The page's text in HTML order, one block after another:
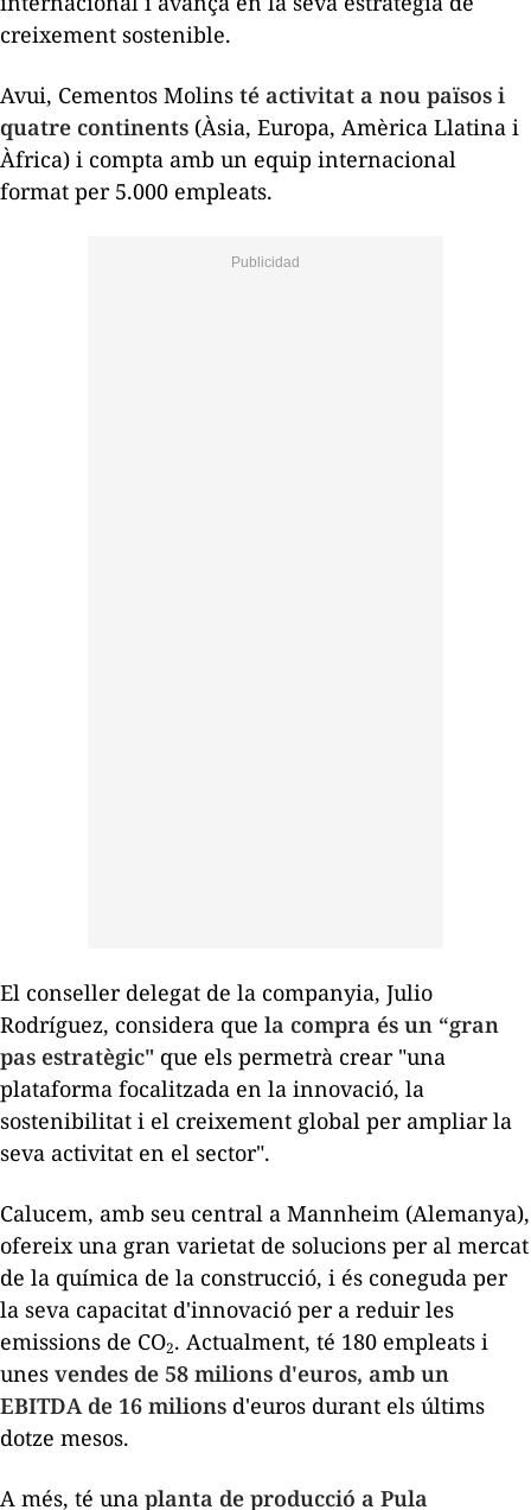
creixement sostenible.
Avui, Cementos Molins té activitat a nou països i
quatre continents (Àsia, Europa, Amèrica Llatina i
Àfrica) i compta amb un equip internacional
format per 5.000 empleats.
El conseller delegat de la companyia, Julio
Rodríguez, considera que la compra és un “gran
pas estratègic" que els permetrà crear "una
plataforma focalitzada en la innovació, la
sostenibilitat i el creixement global per ampliar la
seva activitat en el sector".
Calucem, amb seu central a Mannheim (Alemanya),
ofereix una gran varietat de solucions per al mercat
de la química de la construcció, i és coneguda per
la seva capacitat d'innovació per a reduir les
emissions de CO2. Actualment, té 180 empleats i
unes vendes de 58 milions d'euros, amb un
EBITDA de 16 milions d'euros durant els últims
dotze mesos.
A més, té una planta de producció a Pula